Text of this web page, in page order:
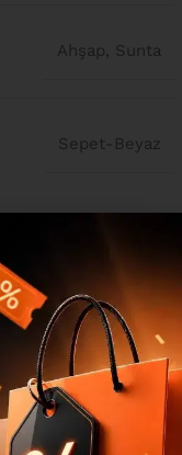
Ahşap Sunta
Sepet-Beyaz
Ayaklı 180cm
3 Kapaklı
SW Ölçü : Genişlik
mm Kullanılan
çevre ve
yonga levha